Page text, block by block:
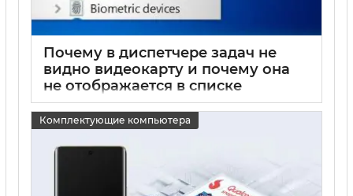
Почему в диспетчере задач не
видно видеокарту и почему она
не отображается в списке
устройств
15 05 2025 0
Комплектующие компьютера